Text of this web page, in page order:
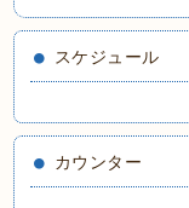
スケジュール
カウンター